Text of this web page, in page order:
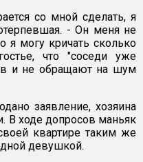
со мной сделать, я
- Он меня не
я могу кричать сколько
что "соседи уже
и не обращают на шум
заявление, хозяина
В ходе допросов маньяк
квартире таким же
девушкой.